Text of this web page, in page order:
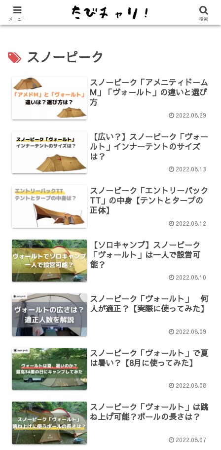
【免許不要に！】電動キックボード「LUUP（ループ）」の始め方
スノーピーク
スノーピーク「アメニティドーム
M」「ヴォールト」の違いと選び
方
2022.08.29
【広い？】スノーピーク「ヴォー
ルト」インナーテントのサイズ
は？
2022.08.13
スノーピーク「エントリーパック
TT」の中身【テントとタープの
正体】
2022.08.12
【ソロキャンプ】スノーピーク
「ヴォールト」は一人で設営可
能？
2022.08.10
スノーピーク「ヴォールト」 何
人が適正？【実際に使ってみた】
2022.08.09
スノーピーク「ヴォールト」で夏
は暑い？【8月に使ってみた】
2022.08.08
スノーピーク「ヴォールト」は跳
ね上げ可能？ポールの長さは？
2022.08.07
メニュー 検索